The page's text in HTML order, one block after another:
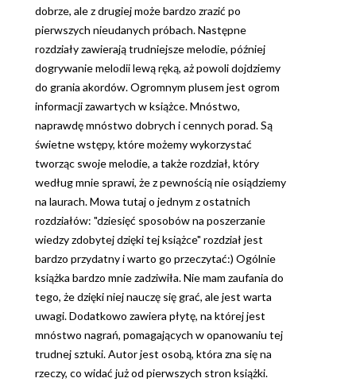
dobrze, ale z drugiej może bardzo zrazić po
pierwszych nieudanych próbach. Następne
rozdziały zawierają trudniejsze melodie, później
dogrywanie melodii lewą ręką, aż powoli dojdziemy
do grania akordów. Ogromnym plusem jest ogrom
informacji zawartych w książce. Mnóstwo,
naprawdę mnóstwo dobrych i cennych porad. Są
świetne wstępy, które możemy wykorzystać
tworząc swoje melodie, a także rozdział, który
według mnie sprawi, że z pewnością nie osiądziemy
na laurach. Mowa tutaj o jednym z ostatnich
rozdziałów: "dziesięć sposobów na poszerzanie
wiedzy zdobytej dzięki tej książce" rozdział jest
bardzo przydatny i warto go przeczytać:) Ogólnie
książka bardzo mnie zadziwiła. Nie mam zaufania do
tego, że dzięki niej nauczę się grać, ale jest warta
uwagi. Dodatkowo zawiera płytę, na której jest
mnóstwo nagrań, pomagających w opanowaniu tej
trudnej sztuki. Autor jest osobą, która zna się na
rzeczy, co widać już od pierwszych stron książki.